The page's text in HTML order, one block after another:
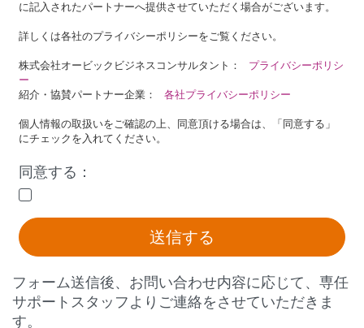
に記入されたパートナーへ提供させていただく場合がございます。
詳しくは各社のプライバシーポリシーをご覧ください。
株式会社オービックビジネスコンサルタント：
プライバシーポリシ
ー
紹介・協賛パートナー企業：
各社プライバシーポリシー
個人情報の取扱いをご確認の上、同意頂ける場合は、
「同意する」
にチェックを入れてください。
同意する：
送信する
フォーム送信後、お問い合わせ内容に応じて、専任
サポートスタッフよりご連絡をさせていただきま
す。